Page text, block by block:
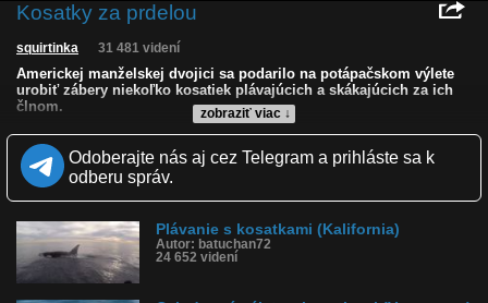
Kosatky za prdelou
zobraziť viac ↓
squirtinka 31 481 videní
Americkej manželskej dvojici sa podarilo na potápačskom výlete
urobiť zábery niekoľko kosatiek plávajúcich a skákajúcich za ich
člnom.
Kvalita:
Zverejnené: 24.5.2013 12:29
Páči sa: 97% (94 hlasov)
Dľžka: 2:36
Kategória: zvieratká
Tagy: kosatky, kosatka, čln, za člnom
História sledovanosti videa:
Odoberajte nás aj cez Telegram a prihláste sa k
odberu správ.
Plávanie s kosatkami (Kalifornia)
Autor: batuchan72
24 652 videní